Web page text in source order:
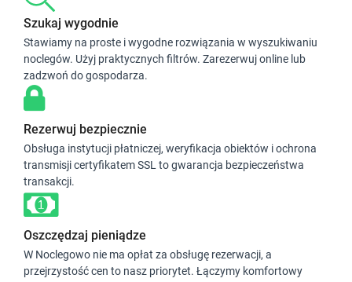
Szukaj wygodnie
Stawiamy na proste i wygodne rozwiązania w wyszukiwaniu
noclegów. Użyj praktycznych filtrów. Zarezerwuj online lub
zadzwoń do gospodarza.
Rezerwuj bezpiecznie
Obsługa instytucji płatniczej, weryfikacja obiektów i ochrona
transmisji certyfikatem SSL to gwarancja bezpieczeństwa
transakcji.
Oszczędzaj pieniądze
W Noclegowo nie ma opłat za obsługę rezerwacji, a
przejrzystość cen to nasz priorytet. Łączymy komfortowy